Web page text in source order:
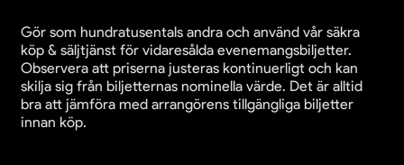
Gör som hundratusentals andra och använd vår säkra
köp & säljtjänst för vidaresålda evenemangsbiljetter.
Observera att priserna justeras kontinuerligt och kan
skilja sig från biljetternas nominella värde. Det är alltid
bra att jämföra med arrangörens tillgängliga biljetter
innan köp.